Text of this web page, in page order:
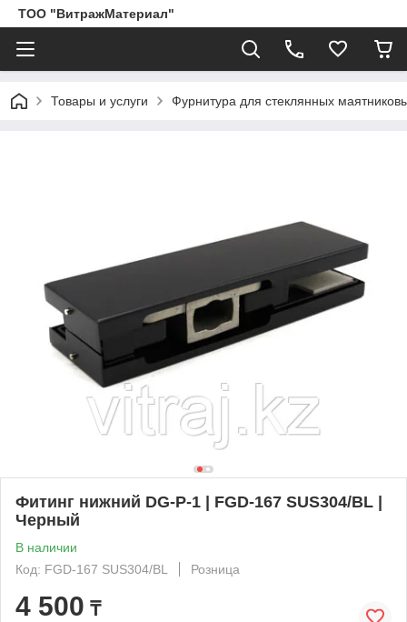
ТОО "ВитражМатериал"
Товары и услуги Фурнитура для стеклянных
Фитинг нижний DG-P-1 | FGD-167 SUS304/BL |
Черный
В наличии
Код: FGD-167 SUS304/BL
Розница
4 500 ₸